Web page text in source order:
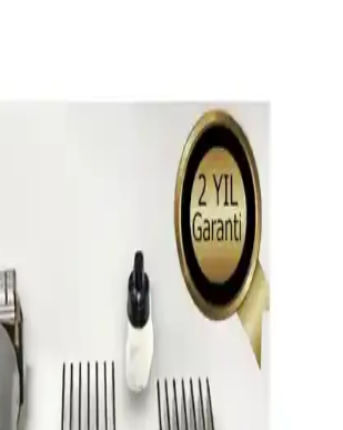
ve Özellikleri
6005 modellerinin özellikleri,
tercihleri detaylı karşılaştırmasıyla, kişisel
en iyi tıraş makinesi seçimini
Tıraş Makinesi İncelemesi:
Analizi
makinesi, modern tasarımı, hassas bıçakları
bakımda tercih edilen uygun fiyatlı bir
X3021/00 Tıraş Makinesi
Avantajları